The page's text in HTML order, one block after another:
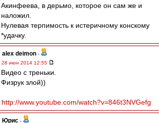
Акинфеева, в дерьмо, которое он сам же и
наложил.
Нулевая терпимость к истеричному конскому
*удачку.
alex deimon -
28 июн 2014 12:55
Видео с треньки.
Физрук злой))
http://www.youtube.com/watch?v=846t3NVGefg
Юрис -